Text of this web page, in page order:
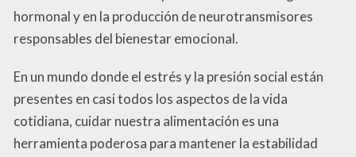
hormonal y en la producción de neurotransmisores
responsables del bienestar emocional.
En un mundo donde el estrés y la presión social están
presentes en casi todos los aspectos de la vida
cotidiana, cuidar nuestra alimentación es una
herramienta poderosa para mantener la estabilidad